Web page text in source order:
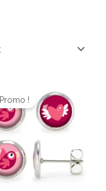
Promo !
initial
était :
20,00 €.
prix
actuel
est :
14,00 €.